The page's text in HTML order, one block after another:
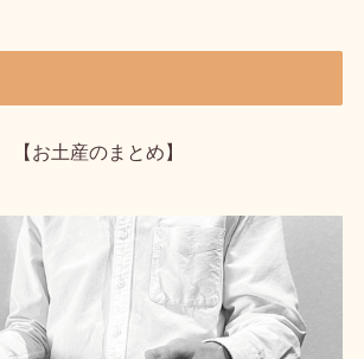
【お土産のまとめ】